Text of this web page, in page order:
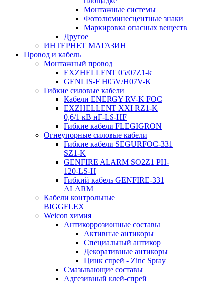
Монтажные системы
Фотолюминесцентные знаки
Маркировка опасных веществ
Другое
ИНТЕРНЕТ МАГАЗИН
Провод и кабель
Монтажный провод
EXZHELLENT 05/07Z1-k
GENLIS-F Н05V/H07V-K
Гибкие силовые кабели
Кабели ENERGY RV-K FOC
EXZHELLENT XXI RZ1-K
0,6/1 кВ нГ-LS-HF
Гибкие кабели FLEGIGRON
Огнеупорные силовые кабели
Гибкие кабели SEGURFOC-331
SZ1-K
GENFIRE ALARM SO2Z1 PH-
120-LS-H
Гибкий кабель GENFIRE-331
ALARM
Кабели контрольные
BIGGFLEX
Weicon химия
Антикоррозионные составы
Активные антикоры
Специальный антикор
Декоративные антикоры
Цинк спрей - Zinc Spray
Смазывающие составы
Адгезивный клей-спрей